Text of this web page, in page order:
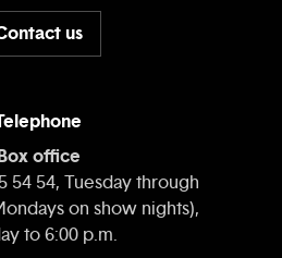
us
office
54 54, Tuesday through
on show nights),
to 6:00 p.m.